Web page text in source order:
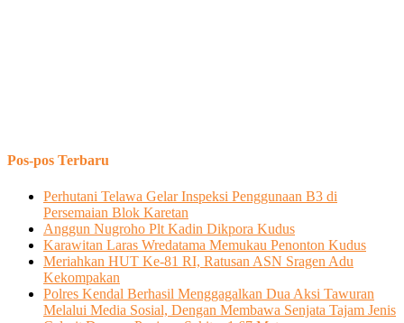
Pos-pos Terbaru
Perhutani Telawa Gelar Inspeksi Penggunaan B3 di
Persemaian Blok Karetan
Anggun Nugroho Plt Kadin Dikpora Kudus
Karawitan Laras Wredatama Memukau Penonton Kudus
Meriahkan HUT Ke-81 RI, Ratusan ASN Sragen Adu
Kekompakan
Polres Kendal Berhasil Menggagalkan Dua Aksi Tawuran
Melalui Media Sosial, Dengan Membawa Senjata Tajam Jenis